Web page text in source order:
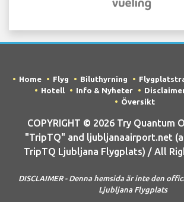
Home Flyg Biluthyrning
Hotell
Info & Nyheter
Översikt
COPYRIGHT © 2026 Try Quantum
"TripTQ" and ljubljanaairport.net
TripTQ Ljubljana Flygplats) / All
DISCLAIMER - Denna hemsida är inte den
Ljubljana Flygplats